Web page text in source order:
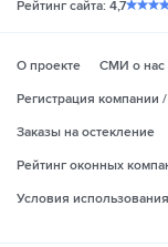
Рейтинг сайта: 4,7
О проекте СМИ о нас
Регистрация компании
Заказы на остекление
Рейтинг оконных
Условия использования